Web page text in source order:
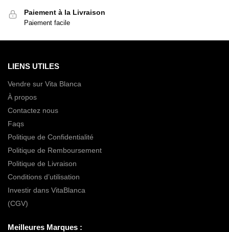
Paiement à la Livraison
Paiement facile
LIENS UTILES
Vendre sur Vita Blanca
À propos
Contactez nous
Faqs
Politique de Confidentialité
Politique de Remboursement
Politique de Livraison
Conditions d’utilisation
Investir dans VitaBlanca
(CGV)
Meilleures Marques :